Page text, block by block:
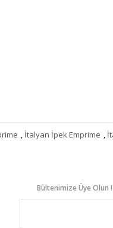
, İtalyan İpek Emprime ,
Bültenimize Üye Olun